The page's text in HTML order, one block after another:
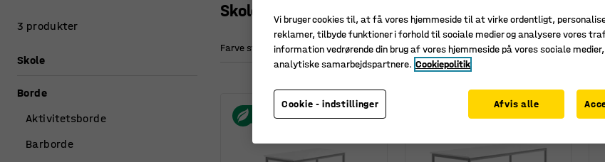
Skoleborde i ståhøjde
Farve stel Længde Bredde
3 produkter
Skole
Borde
Aktivitetsborde
Barborde
Vi bruger cookies til, at få vores hjemmeside til at virke ordentligt,
reklamer, tilbyde funktioner i forhold til sociale medier og analysere vores
information vedrørende din brug af vores hjemmeside på vores sociale
analytiske samarbejdspartnere. Cookiepolitik
Cookie - indstillinger Afvis alle